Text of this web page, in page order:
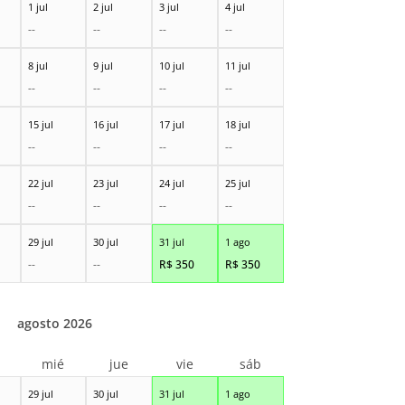
1 jul
--
2 jul
--
3 jul
--
4 jul
--
8 jul
--
9 jul
--
10 jul
--
11 jul
--
15 jul
--
16 jul
--
17 jul
--
18 jul
--
22 jul
--
23 jul
--
24 jul
--
25 jul
--
29 jul
--
30 jul
--
31 jul
R$350
1 ago
R$350
29 jul 30 jul 31 jul 1 ago
agosto 2026
mié jue vie sáb